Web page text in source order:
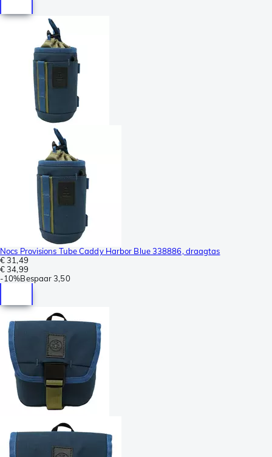
Nocs Provisions Tube Caddy Harbor Blue 338886, draagtas
€ 31,49
€ 34,99
-10%Bespaar 3,50